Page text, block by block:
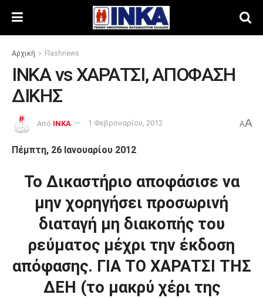
Αρχική Flashnews
ΙΝΚΑ vs ΧΑΡΑΤΣΙ, ΑΠΟΦΑΣΗ
ΔΙΚΗΣ
Από INKA 1 Φεβρουαρίου, 2012 AA
Πέμπτη, 26 Ιανουαρίου 2012
Το Δικαστήριο αποφάσισε να
μην χορηγήσει προσωρινή
διαταγή μη διακοπής του
ρεύματος μέχρι την έκδοση
απόφασης. ΓΙΑ ΤΟ ΧΑΡΑΤΣΙ ΤΗΣ
ΔΕΗ (το μακρύ χέρι της